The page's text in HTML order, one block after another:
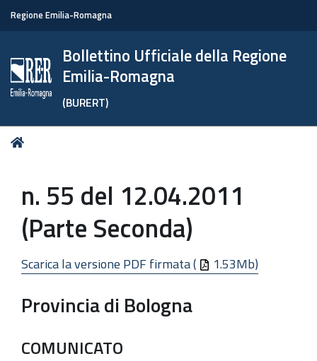
Regione Emilia-Romagna
Bollettino Ufficiale della Regione
Emilia-Romagna
(BURERT)
Tu
n. 55 del 12.04.2011
(Parte Seconda)
Scarica la versione PDF firmata ( 1.53Mb)
Provincia di Bologna
COMUNICATO